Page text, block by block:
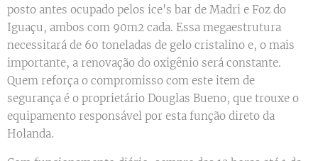
posto antes ocupado pelos ice's bar de Madri e Foz do
Iguaçu, ambos com 90m2 cada. Essa megaestrutura
necessitará de 60 toneladas de gelo cristalino e, o mais
importante, a renovação do oxigênio será constante.
Quem reforça o compromisso com este item de
segurança é o proprietário Douglas Bueno, que trouxe o
equipamento responsável por esta função direto da
Holanda.